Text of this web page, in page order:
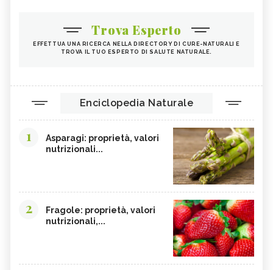
Trova Esperto
EFFETTUA UNA RICERCA NELLA DIRECTORY DI CURE-NATURALI E
TROVA IL TUO ESPERTO DI SALUTE NATURALE.
Enciclopedia Naturale
1
Asparagi: proprietà, valori
nutrizionali...
2
Fragole: proprietà, valori
nutrizionali,...